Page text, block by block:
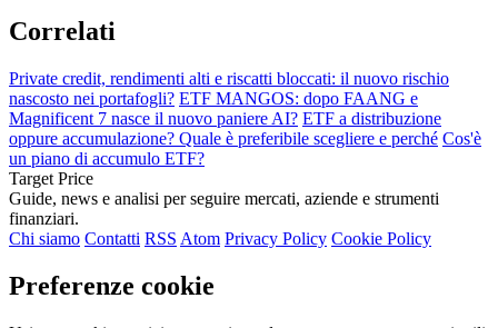
Correlati
Private credit, rendimenti alti e riscatti bloccati: il nuovo rischio
nascosto nei portafogli? ETF MANGOS: dopo FAANG e
Magnificent 7 nasce il nuovo paniere AI? ETF a distribuzione
oppure accumulazione? Quale è preferibile scegliere e perché Cos'è
un piano di accumulo ETF?
Target Price
Guide, news e analisi per seguire mercati, aziende e strumenti
finanziari.
Chi siamo Contatti RSS Atom Privacy Policy Cookie Policy
Preferenze cookie